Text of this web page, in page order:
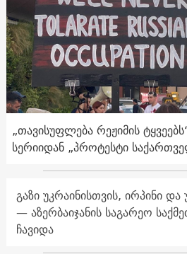
„თავისუფლება რეჟიმის
სერიიდან „პროტესტი
გაზი უკრაინისთვის, ირპინი
— აზერბაიჯანის საგარეო
ჩავიდა